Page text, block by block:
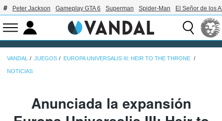
Peter Jackson Gameplay GTA 6 Superman Spider-Man El Señor de los
VANDAL JUEGOS EUROPA UNIVERSALIS III: HEIR TO THE THRONE
NOTICIAS
Anunciada la expansión